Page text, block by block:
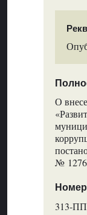
О
№
313‑ПП